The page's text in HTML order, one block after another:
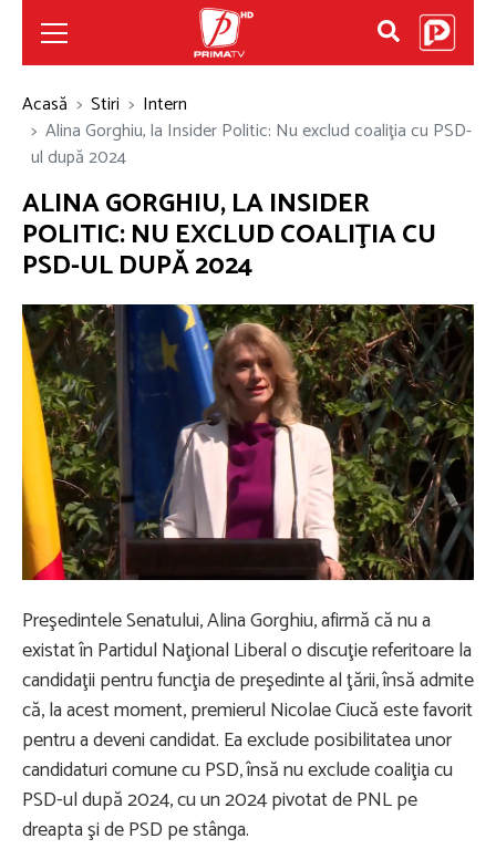
Acasă Stiri
Intern
Alina Gorghiu, la Insider Politic: Nu exclud coaliţia cu PSD-
ul după 2024
ALINA GORGHIU, LA INSIDER
POLITIC: NU EXCLUD COALIŢIA CU
PSD-UL DUPĂ 2024
Preşedintele Senatului, Alina Gorghiu, afirmă că nu a
existat în Partidul Naţional Liberal o discuţie referitoare la
candidaţii pentru funcţia de preşedinte al ţării, însă admite
că, la acest moment, premierul Nicolae Ciucă este favorit
pentru a deveni candidat. Ea exclude posibilitatea unor
candidaturi comune cu PSD, însă nu exclude coaliţia cu
PSD-ul după 2024, cu un 2024 pivotat de PNL pe
dreapta şi de PSD pe stânga.